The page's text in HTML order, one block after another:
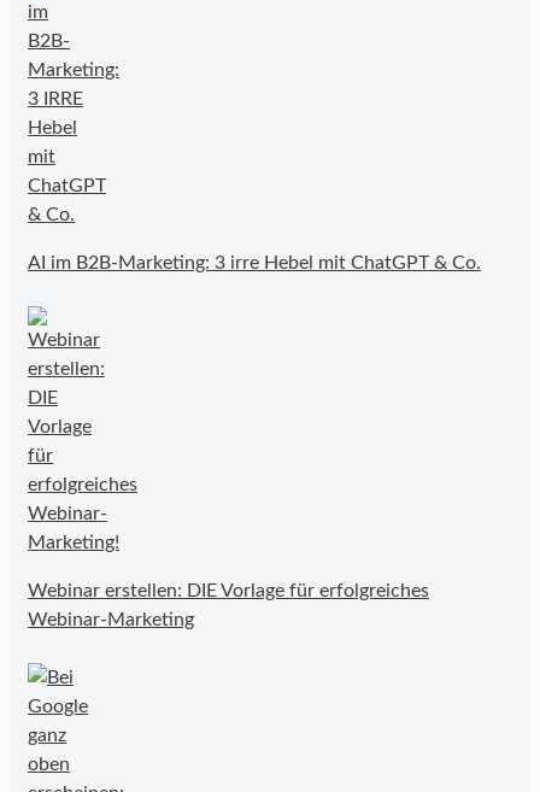
AI im B2B-Marketing: 3 irre Hebel mit ChatGPT & Co.
Webinar erstellen: DIE Vorlage für erfolgreiches
Webinar-Marketing